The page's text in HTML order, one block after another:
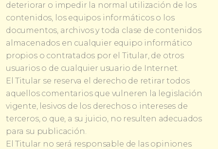
deteriorar o impedir la normal utilización de los
contenidos, los equipos informáticos o los
documentos, archivos y toda clase de contenidos
almacenados en cualquier equipo informático
propios o contratados por el Titular, de otros
usuarios o de cualquier usuario de Internet.
El Titular se reserva el derecho de retirar todos
aquellos comentarios que vulneren la legislación
vigente, lesivos de los derechos o intereses de
terceros, o que, a su juicio, no resulten adecuados
para su publicación.
El Titular no será responsable de las opiniones